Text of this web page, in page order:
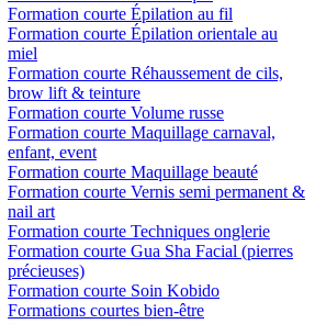
Formation courte Épilation au fil
Formation courte Épilation orientale au
miel
Formation courte Réhaussement de cils,
brow lift & teinture
Formation courte Volume russe
Formation courte Maquillage carnaval,
enfant, event
Formation courte Maquillage beauté
Formation courte Vernis semi permanent &
nail art
Formation courte Techniques onglerie
Formation courte Gua Sha Facial (pierres
précieuses)
Formation courte Soin Kobido
Formations courtes bien-être